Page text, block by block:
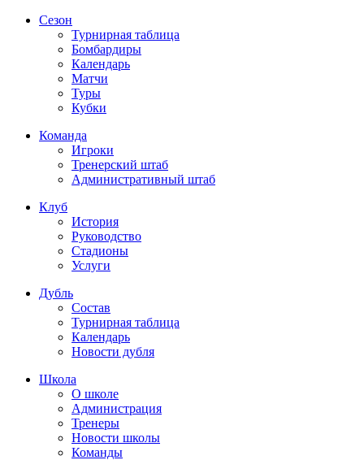
Сезон
Турнирная таблица
Бомбардиры
Календарь
Матчи
Туры
Кубки
Команда
Игроки
Тренерский штаб
Административный штаб
Клуб
История
Руководство
Стадионы
Услуги
Дубль
Состав
Турнирная таблица
Календарь
Новости дубля
Школа
О школе
Администрация
Тренеры
Новости школы
Команды